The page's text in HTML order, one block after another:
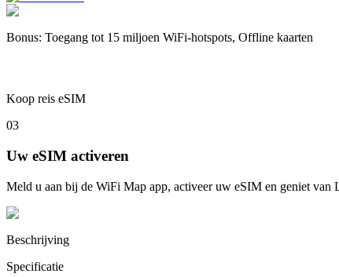
Bonus: Toegang tot 15 miljoen WiFi-hotspots, Offline kaarten
Koop reis eSIM
03
Uw eSIM activeren
Meld u aan bij de WiFi Map app, activeer uw eSIM en geniet van
Beschrijving
Specificatie